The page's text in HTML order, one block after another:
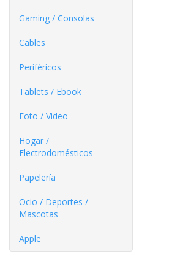
Gaming / Consolas
Cables
Periféricos
Tablets / Ebook
Foto / Video
Hogar /
Electrodomésticos
Papelería
Ocio / Deportes /
Mascotas
Apple